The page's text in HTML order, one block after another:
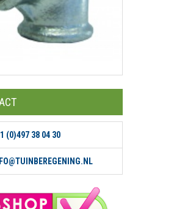
(0)497 38 04 30